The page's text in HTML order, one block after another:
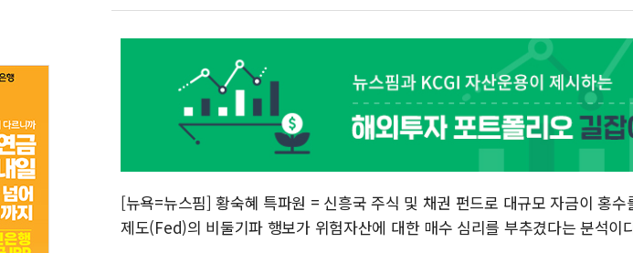
[뉴욕=뉴스핌] 황숙혜 특파원 = 신흥국 주식 및 채권 펀드로 대규모 자금이 홍수
제도(Fed)의 비둘기파 행보가 위험자산에 대한 매수 심리를 부추겼다는 분석이